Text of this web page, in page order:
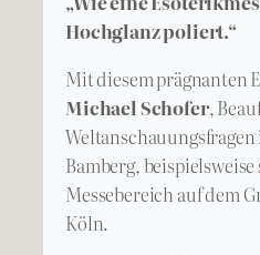
Hochglanz poliert.“
Mit diesem prägnanten
Michael Schofer,
Bamberg,
Messebereich auf dem
Köln.